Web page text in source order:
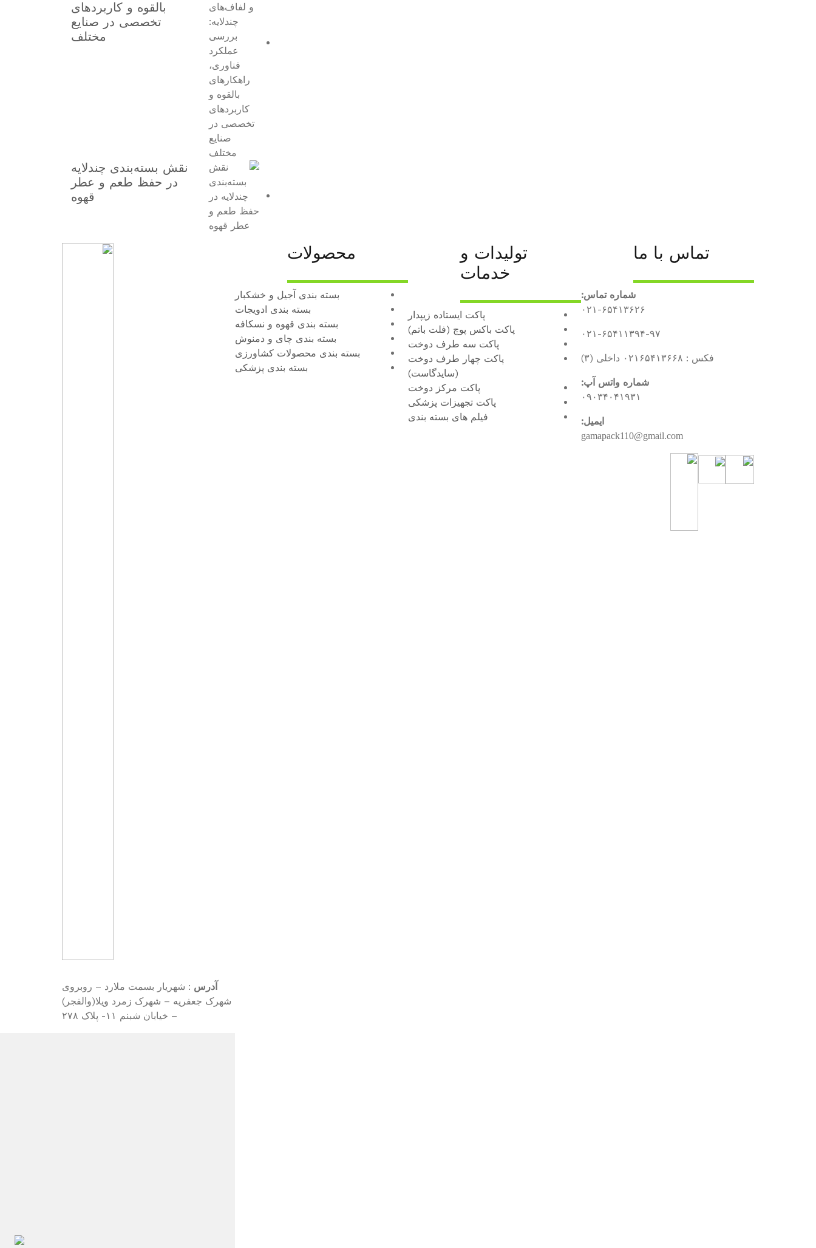
بالقوه و کاربردهای
تخصصی در صنایع
مختلف
نقش بسته‌بندی چندلایه
در حفظ طعم و عطر
قهوه
تماس با ما
شماره تماس:
۰۲۱-۶۵۴۱۳۶۲۶
۰۲۱-۶۵۴۱۱۳۹۴-۹۷
فکس : ۰۲۱۶۵۴۱۳۶۶۸ داخلی (۳)
شماره واتس آپ:
۰۹۰۳۴۰۴۱۹۳۱
ایمیل:
gamapack110@gmail.com
تولیدات و
خدمات
پاکت ایستاده زیپدار
پاکت باکس پوچ (فلت باتم)
پاکت سه طرف دوخت
پاکت چهار طرف دوخت
(سایدگاست)
پاکت مرکز دوخت
پاکت تجهیزات پزشکی
فیلم های بسته‌ بندی
محصولات
بسته بندی آجیل و خشکبار
بسته‌ بندی ادویجات
بسته بندی قهوه و نسکافه
بسته بندی چای و دمنوش
بسته بندی محصولات کشاورزی
بسته بندی پزشکی
آدرس : شهریار بسمت ملارد – روبروی
شهرک جعفریه – شهرک زمرد ویلا(والفجر)
– خیابان شبنم ۱۱- پلاک ۲۷۸